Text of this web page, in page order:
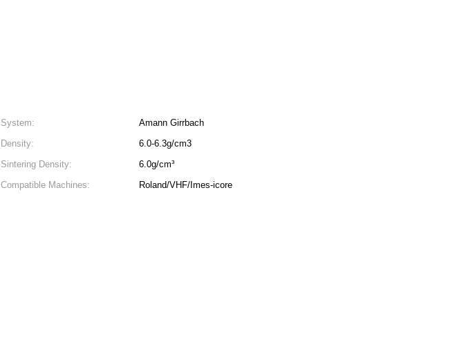
System:
Amann Girrbach
Density:
6.0-6.3g/cm3
Sintering Density:
6.0g/cm³
Compatible Machines:
Roland/VHF/Imes-icore